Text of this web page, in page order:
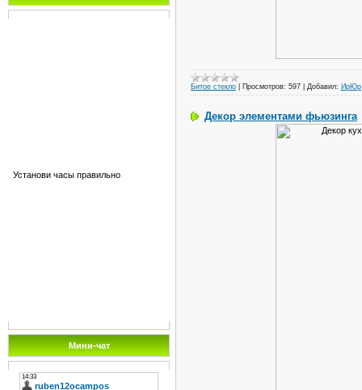
Установи часы правильно
Мини-чат
Битое стекло Просмотров: 597 Добавил: ИрЮр
Декор элементами фьюзинга